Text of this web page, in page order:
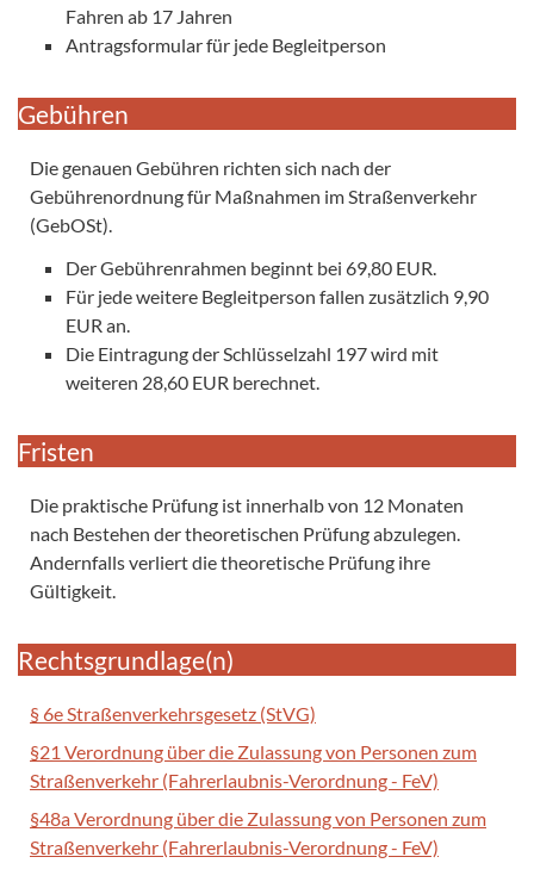
Fahren ab 17 Jahren
Antragsformular für jede Begleitperson
Gebühren
Die genauen Gebühren richten sich nach der
Gebührenordnung für Maßnahmen im Straßenverkehr
(GebOSt).
Der Gebührenrahmen beginnt bei 69,80 EUR.
Für jede weitere Begleitperson fallen zusätzlich 9,90
EUR an.
Die Eintragung der Schlüsselzahl 197 wird mit
weiteren 28,60 EUR berechnet.
Fristen
Die praktische Prüfung ist innerhalb von 12 Monaten
nach Bestehen der theoretischen Prüfung abzulegen.
Andernfalls verliert die theoretische Prüfung ihre
Gültigkeit.
Rechtsgrundlage(n)
§ 6e Straßenverkehrsgesetz (StVG)
§21 Verordnung über die Zulassung von Personen zum
Straßenverkehr (Fahrerlaubnis-Verordnung - FeV)
§48a Verordnung über die Zulassung von Personen zum
Straßenverkehr (Fahrerlaubnis-Verordnung - FeV)